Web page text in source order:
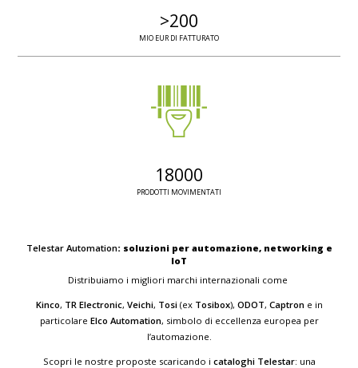
>200
MIO EUR DI FATTURATO
18000
PRODOTTI MOVIMENTATI
Telestar Automation: soluzioni per automazione, networking e
IoT
Distribuiamo i migliori marchi internazionali come
Kinco, TR Electronic, Veichi, Tosi (ex Tosibox), ODOT, Captron e in
particolare Elco Automation, simbolo di eccellenza europea per
l’automazione.
Scopri le nostre proposte scaricando i cataloghi Telestar: una